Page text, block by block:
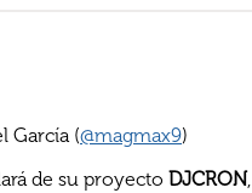
García (@magmax9)
de su proyecto DJCRON